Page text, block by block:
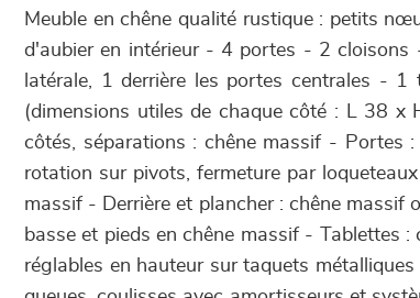
Meuble en chêne qualité rustique : petits
d'aubier en intérieur - 4 portes - 2 cloisons
latérale, 1 derrière les portes centrales -
(dimensions utiles de chaque côté : L 38
côtés, séparations : chêne massif - Portes
rotation sur pivots, fermeture par
massif - Derrière et plancher : chêne
basse et pieds en chêne massif - Tablettes
réglables en hauteur sur taquets